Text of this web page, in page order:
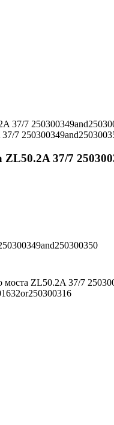
7
37/7
моста ZL50.2A 37/7